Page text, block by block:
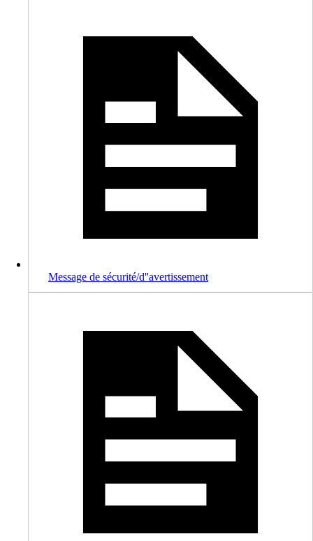
Message de sécurité/d''avertissement